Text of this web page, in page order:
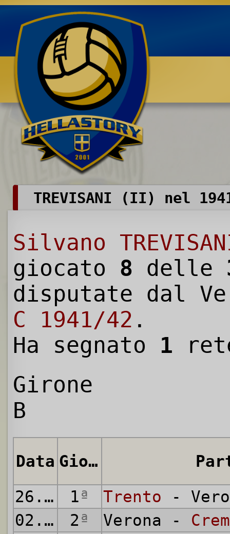
Benvenuti su HELLASTORY.net
TREVISANI (II) nel
Silvano
giocato 8 delle
disputate dal
C 1941/42 .
Ha segnato 1
Girone
B
Data Giornata
26.10.1941
1ª Trento -
02.11.1941
2ª Verona -